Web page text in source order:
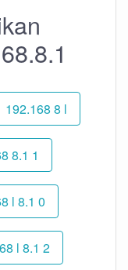
192.168 8 l
8.1 1
l 8.1 0
l 8.1 2